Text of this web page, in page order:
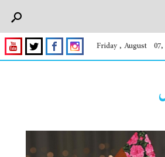
Friday , August 07,